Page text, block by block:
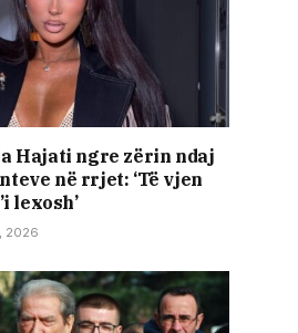
Hajati ngre zërin ndaj
në rrjet: ‘Të vjen
lexosh’
2026